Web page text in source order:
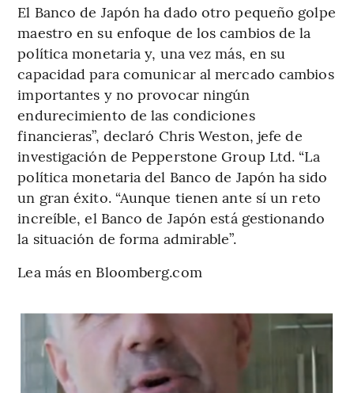
El Banco de Japón ha dado otro pequeño golpe
maestro en su enfoque de los cambios de la
política monetaria y, una vez más, en su
capacidad para comunicar al mercado cambios
importantes y no provocar ningún
endurecimiento de las condiciones
financieras”, declaró Chris Weston, jefe de
investigación de Pepperstone Group Ltd. “La
política monetaria del Banco de Japón ha sido
un gran éxito. “Aunque tienen ante sí un reto
increíble, el Banco de Japón está gestionando
la situación de forma admirable”.
Lea más en Bloomberg.com